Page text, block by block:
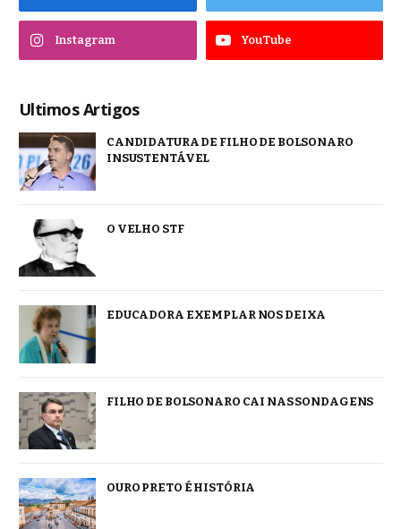
Instagram YouTube
Ultimos Artigos
CANDIDATURA DE FILHO DE BOLSONARO
INSUSTENTÁVEL
O VELHO STF
EDUCADORA EXEMPLAR NOS DEIXA
FILHO DE BOLSONARO CAI NAS SONDAGENS
OURO PRETO É HISTÓRIA